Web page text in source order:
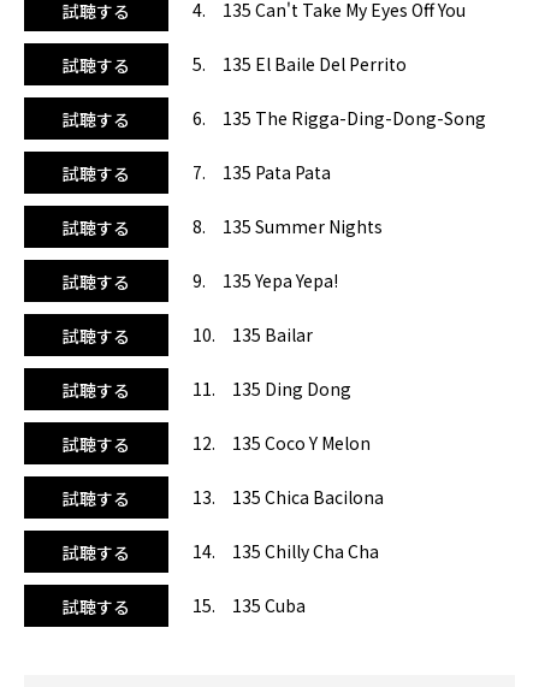
ルギーが湧き出してきて嬉しくなっちゃいます。自信を持っ
てオススメします！
試聴する 4. 135 Can't Take My Eyes Off You
試聴する 5. 135 El Baile Del Perrito
試聴する 6. 135 The Rigga-Ding-Dong-Song
試聴する 7. 135 Pata Pata
試聴する 8. 135 Summer Nights
試聴する 9. 135 Yepa Yepa!
試聴する 10. 135 Bailar
試聴する 11. 135 Ding Dong
試聴する 12. 135 Coco Y Melon
試聴する 13. 135 Chica Bacilona
試聴する 14. 135 Chilly Cha Cha
試聴する 15. 135 Cuba